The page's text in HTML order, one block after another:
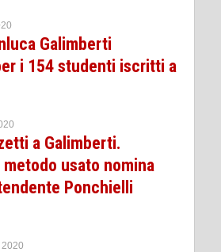
Galimberti
i 154 studenti iscritti a
a Galimberti.
usato nomina
Ponchielli